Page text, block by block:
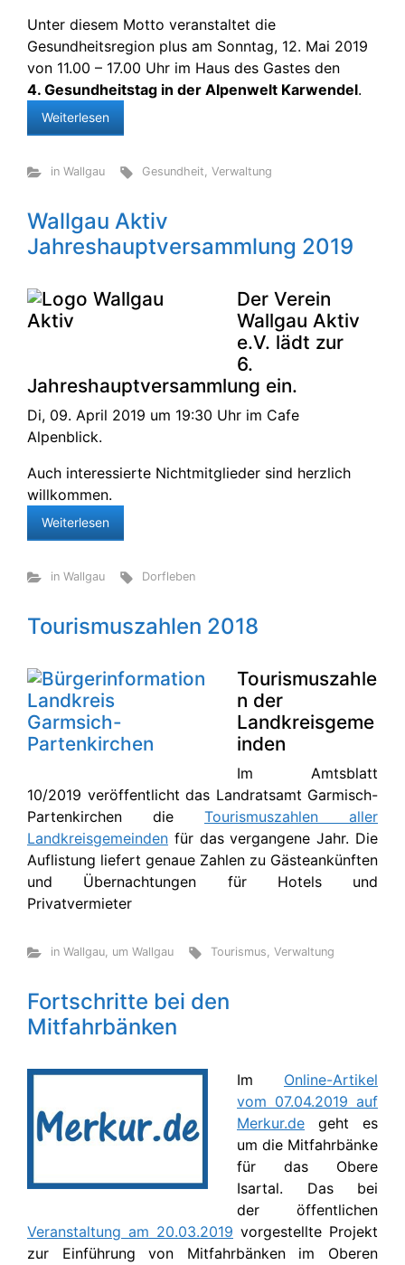
Unter diesem Motto veranstaltet die
Gesundheitsregion plus am Sonntag, 12. Mai 2019
von 11.00 – 17.00 Uhr im Haus des Gastes den
4. Gesundheitstag in der Alpenwelt Karwendel.
Weiterlesen
in Wallgau Gesundheit,Verwaltung
Wallgau Aktiv
Jahreshauptversammlung 2019
Der Verein
Wallgau Aktiv
e.V. lädt zur
6.
Jahreshauptversammlung ein.
Di, 09. April 2019 um 19:30 Uhr im Cafe
Alpenblick.
Auch interessierte Nichtmitglieder sind herzlich
willkommen.
Weiterlesen
in Wallgau Dorfleben
Tourismuszahlen 2018
Tourismuszahle
n der
Landkreisgeme
inden
Im Amtsblatt
10/2019 veröffentlicht das Landratsamt Garmisch-
Partenkirchen die Tourismuszahlen aller
Landkreisgemeinden für das vergangene Jahr. Die
Auflistung liefert genaue Zahlen zu Gästeankünften
und Übernachtungen für Hotels und
Privatvermieter
in Wallgau, um Wallgau Tourismus,Verwaltung
Fortschritte bei den
Mitfahrbänken
Im Online-Artikel
vom 07.04.2019 auf
Merkur.de geht es
um die Mitfahrbänke
für das Obere
Isartal. Das bei
der öffentlichen
Veranstaltung am 20.03.2019 vorgestellte Projekt
zur Einführung von Mitfahrbänken im Oberen